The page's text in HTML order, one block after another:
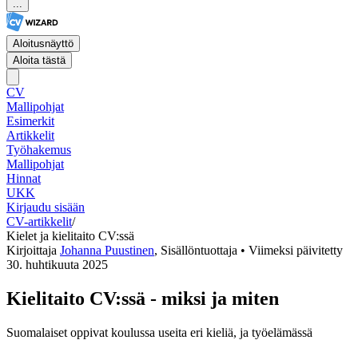
...
Aloitusnäyttö
Aloita tästä
CV
Mallipohjat
Esimerkit
Artikkelit
Työhakemus
Mallipohjat
Hinnat
UKK
Kirjaudu sisään
CV-artikkelit/
Kielet ja kielitaito CV:ssä
Kirjoittaja Johanna Puustinen, Sisällöntuottaja • Viimeksi päivitetty
30. huhtikuuta 2025
Kielitaito CV:ssä - miksi ja miten
Suomalaiset oppivat koulussa useita eri kieliä, ja työelämässä